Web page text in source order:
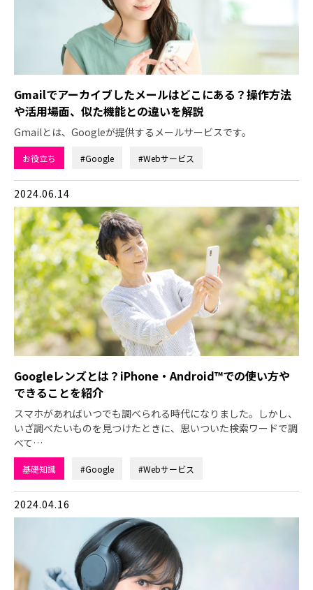
Gmailでアーカイブしたメールはどこにある？操作方法
や活用場面、似た機能との違いを解説
Gmailとは、Googleが提供するメールサービスです。
お役立ち #Google #Webサービス
2024.06.14
Googleレンズとは？iPhone・Android™での使い方や
できることを紹介
スマホがあればいつでも調べられる時代になりました。しかし、
いざ調べたいものを見つけたときに、思いついた検索ワードで調
べて…
基礎知識 #Google #Webサービス
2024.04.16